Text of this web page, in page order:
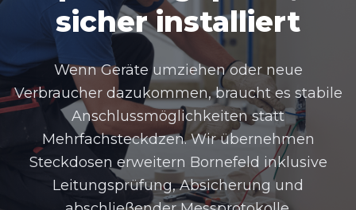
sicher installiert
Wenn Geräte umziehen oder neue
Verbraucher dazukommen, braucht es stabile
Anschlussmöglichkeiten statt
Mehrfachsteckdzen. Wir übernehmen
Steckdosen erweitern Bornefeld inklusive
Leitungsprüfung, Absicherung und